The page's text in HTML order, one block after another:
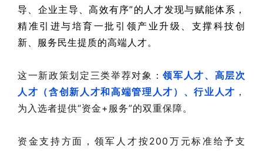
导、企业主导、高效有序”的人才发现与赋能体系，
精准引进与培育一批引领产业升级、支撑科技创
新、服务民生提质的高端人才。
这一新政策划定三类举荐对象：领军人才、高层次
人才（含创新人才和高端管理人才）、行业人才 ，
为入选者提供“资金+服务”的双重保障。
资金支持方面，领军人才按200万元标准给予支